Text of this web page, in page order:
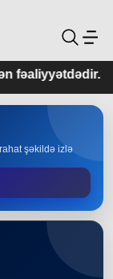
şəkildə izlə